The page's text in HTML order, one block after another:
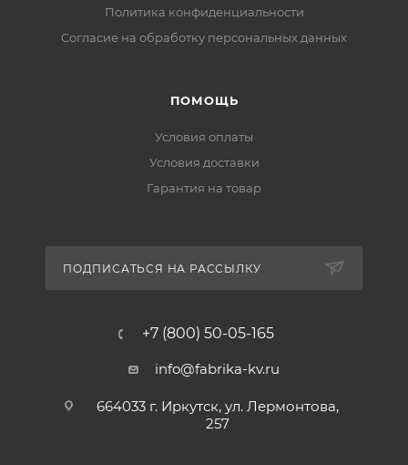
Политика конфиденциальности
Cогласие на обработку персональных данных
ПОМОЩЬ
Условия оплаты
Условия доставки
Гарантия на товар
ПОДПИСАТЬСЯ НА РАССЫЛКУ
+7 (800) 50-05-165
info@fabrika-kv.ru
664033 г. Иркутск, ул. Лермонтова,
257